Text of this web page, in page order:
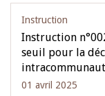
Instruction
Instruction
seuil pour la
01 avril 2025